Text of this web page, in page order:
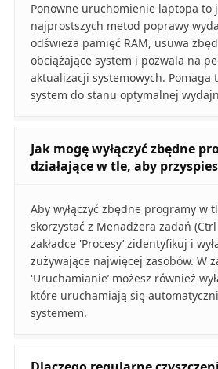
Ponowne uruchomienie laptopa to
najprostszych metod poprawy
odświeża pamięć RAM, usuwa
obciążające system i pozwala na
aktualizacji systemowych. Pomaga
system do stanu optymalnej
Jak mogę wyłączyć zbędne
działające w tle, aby
Aby wyłączyć zbędne programy w
skorzystać z Menadżera zadań (Ctrl
zakładce 'Procesy’ zidentyfikuj i
zużywające najwięcej zasobów. W
'Uruchamianie’ możesz również
które uruchamiają się
systemem.